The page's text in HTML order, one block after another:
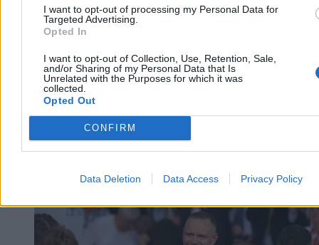
I want to opt-out of processing my Personal Data for
Targeted Advertising.
Opted In
I want to opt-out of Collection, Use, Retention, Sale,
and/or Sharing of my Personal Data that Is
Unrelated with the Purposes for which it was
collected.
Opted Out
CONFIRM
Data Deletion Data Access Privacy Policy
strażacy otrzymali ponad 250 zgłoszeń o zdarzeniach związanych z
pogodą. Jedna osoba została ranna wskutek przewrócenia się
drzewa na samochód.
Krzysztof Jabłonowski
Dzisiaj 07:27
4 min
Kraj